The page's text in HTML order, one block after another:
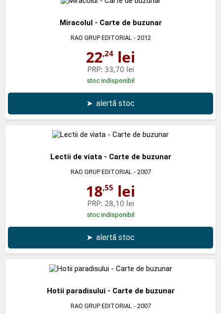
Miracolul - Carte de buzunar
RAO GRUP EDITORIAL - 2012
22,24 lei
PRP: 33,70 lei
stoc indisponibil
➤ alertă stoc
Lectii de viata - Carte de buzunar
RAO GRUP EDITORIAL - 2007
18,55 lei
PRP: 28,10 lei
stoc indisponibil
➤ alertă stoc
Hotii paradisului - Carte de buzunar
RAO GRUP EDITORIAL - 2007